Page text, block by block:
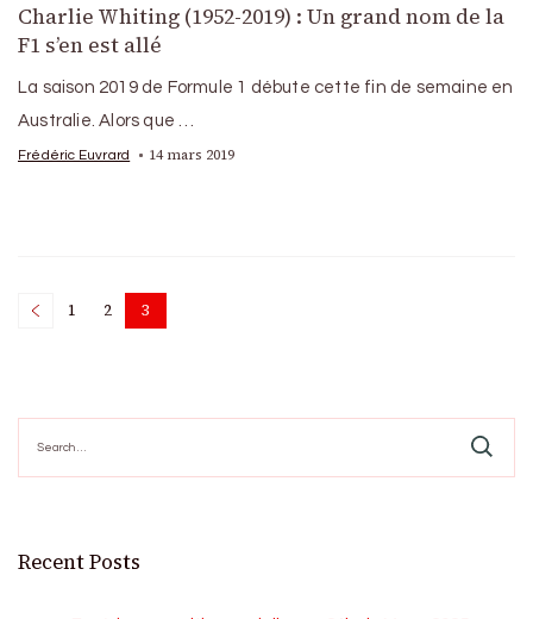
Charlie Whiting (1952-2019) : Un grand nom de la
F1 s’en est allé
La saison 2019 de Formule 1 débute cette fin de semaine en
Australie. Alors que …
Frédéric Euvrard 14 mars 2019
Posts
Page
1 Page
2 Page
3
for:
Recent Posts